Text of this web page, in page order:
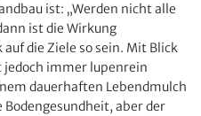
ist: „Werden nicht alle
ist die Wirkung
die Ziele so sein. Mit Blick
jedoch immer lupenrein
dauerhaften Lebendmulch
aber der